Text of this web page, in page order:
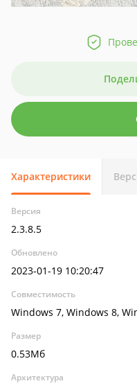
Характеристики
Версия
2.3.8.5
Обновлено
2023-01-19 10:20:47
Совместимость
Windows 7, Windows 8,
Размер
0.53Мб
Архитектура